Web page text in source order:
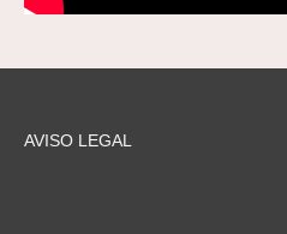
AVISO LEGAL